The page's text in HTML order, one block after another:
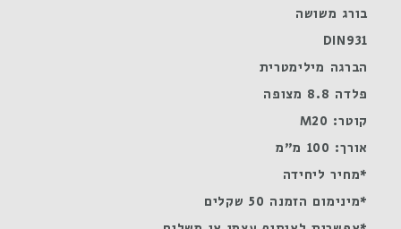
בורג משושה
DIN931
הברגה מילימטרית
פלדה 8.8 מצופה
קוטר: M20
אורך: 100 מ"מ
*מחיר ליחידה
*מינימום הזמנה 50 שקלים